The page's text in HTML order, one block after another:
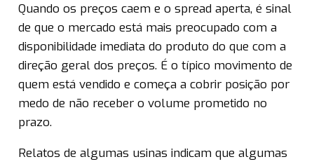
Quando os preços caem e o spread aperta, é sinal
de que o mercado está mais preocupado com a
disponibilidade imediata do produto do que com a
direção geral dos preços. É o típico movimento de
quem está vendido e começa a cobrir posição por
medo de não receber o volume prometido no
prazo.
Relatos de algumas usinas indicam que algumas